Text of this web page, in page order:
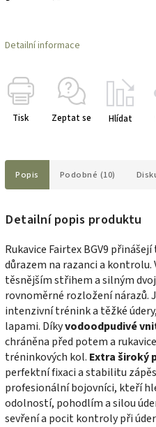
Detailní informace
Tisk Zeptat se Hlídat
Popis Podobné (10)
Detailní popis produktu
Rukavice Fairtex BGV9
důrazem na razanci a
těsnějším střihem a silným
rovnoměrné rozložení nárazů.
intenzivní trénink a těžké
lapami. Díkyvodoodpudivé
chráněna před potem a
tréninkových kol. Extraširoký
perfektní fixaci a stabilitu
profesionální bojovníci, kteří
odolností, pohodlím a silou
sevření a pocit kontroly při